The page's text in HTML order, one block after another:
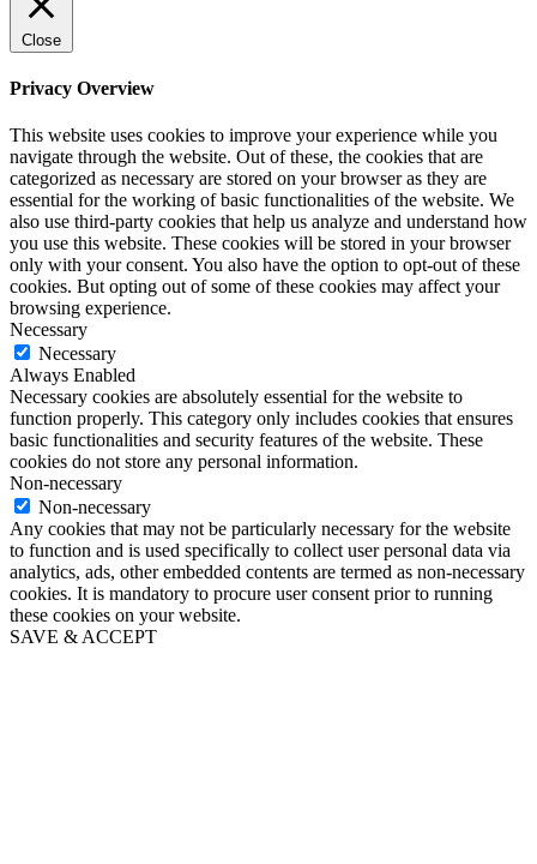
Close
Privacy Overview
This website uses cookies to improve your experience while you
navigate through the website. Out of these, the cookies that are
categorized as necessary are stored on your browser as they are
essential for the working of basic functionalities of the website. We
also use third-party cookies that help us analyze and understand how
you use this website. These cookies will be stored in your browser
only with your consent. You also have the option to opt-out of these
cookies. But opting out of some of these cookies may affect your
browsing experience.
Necessary
Necessary
Always Enabled
Necessary cookies are absolutely essential for the website to
function properly. This category only includes cookies that ensures
basic functionalities and security features of the website. These
cookies do not store any personal information.
Non-necessary
Non-necessary
Any cookies that may not be particularly necessary for the website
to function and is used specifically to collect user personal data via
analytics, ads, other embedded contents are termed as non-necessary
cookies. It is mandatory to procure user consent prior to running
these cookies on your website.
SAVE & ACCEPT